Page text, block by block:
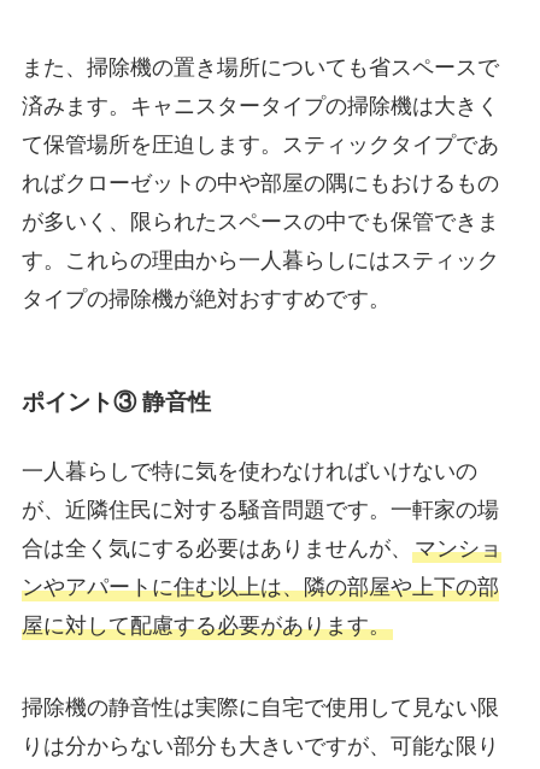
また、掃除機の置き場所についても省スペースで
済みます。キャニスタータイプの掃除機は大きく
て保管場所を圧迫します。スティックタイプであ
ればクローゼットの中や部屋の隅にもおけるもの
が多いく、限られたスペースの中でも保管できま
す。これらの理由から一人暮らしにはスティック
タイプの掃除機が絶対おすすめです。
ポイント③ 静音性
一人暮らしで特に気を使わなければいけないの
が、近隣住民に対する騒音問題です。一軒家の場
合は全く気にする必要はありませんが、 マンショ
ンやアパートに住む以上は、隣の部屋や上下の部
屋に対して配慮する必要があります。
掃除機の静音性は実際に自宅で使用して見ない限
りは分からない部分も大きいですが、可能な限り